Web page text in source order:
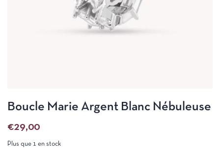
Boucle Marie Argent Blanc Nébuleuse
€29,00
Plus que 1 en stock